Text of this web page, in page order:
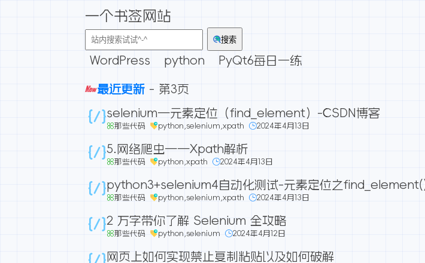
一个书签网站
搜索
WordPress python PyQt6每日一练
最近更新 - 第3页
selenium—元素定位（find_element）-CSDN博客
那些代码 python ,selenium ,xpath 2024年4月13日
5.网络爬虫——Xpath解析
那些代码 python ,xpath 2024年4月13日
python3+selenium4自动化测试-元素定位之
那些代码 python ,selenium ,xpath 2024年4月13日
2 万字带你了解 Selenium 全攻略
那些代码 python ,selenium 2024年4月12日
网页上如何实现禁止复制粘贴以及如何破解